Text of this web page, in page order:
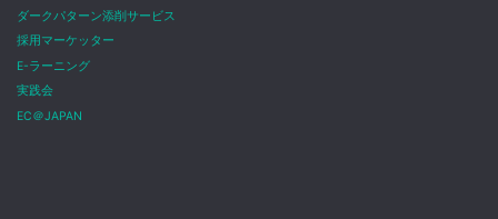
ダークパターン添削サービス
採用マーケッター
E-ラーニング
実践会
EC＠JAPAN